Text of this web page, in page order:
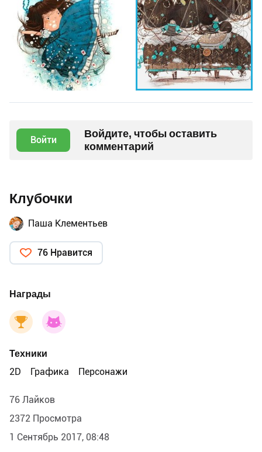
Войти
Войдите, чтобы оставить
комментарий
Клубочки
Паша Клементьев
76 Нравится
Награды
Техники
2D
Графика Персонажи
76 Лайков
2372 Просмотра
1 Сентябрь 2017, 08:48